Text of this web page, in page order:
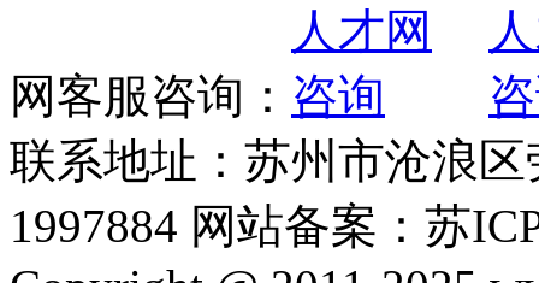
网客服咨询：
联系地址：苏州市沧浪
1997884 网站备案：苏